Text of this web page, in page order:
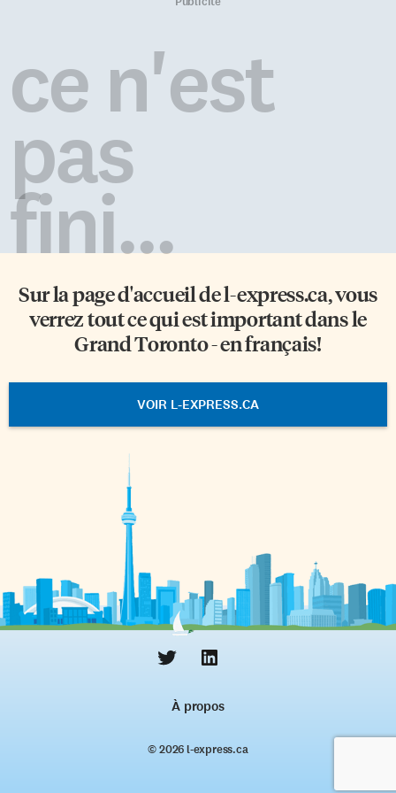
trophée du premier tournoi
franco-ontarien. Grâce à
l’initiative de ces écoles, une
le tournoi Smash! Aujourd’hui,
intitulé Les défis de vivre et
travailler en français à Toronto.
Fabienne Breton de
ce n'est
pas
fini...
Sur la page d'accueil del-express.ca, vous
verrez tout ce qui est important dans le
Grand Toronto - en français!
VOIR L-EXPRESS.CA
À propos
© 2026 l‑express.ca